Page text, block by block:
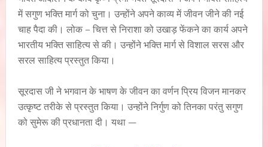
में सगुण भक्ति मार्ग को चुना। उन्होंने अपने काव्य में जीवन जीने की नई
चाह पैदा की। लोक – चित्त से निराशा को उखाड़ फेंकने का कार्य अपने
भारतीय भक्ति साहित्य से की। उन्होंने भक्ति मार्ग से विशाल सरस और
सरल साहित्य प्रस्तुत किया।
सूरदास जी ने भगवान के भाषण के जीवन का वर्णन प्रिय विजन मानकर
उत्कृष्ट तरीके से प्रस्तुत किया। उन्होंने निर्गुण को तिनका परंतु सगुण
को सुमेरू की प्रधानता दी। यथा —